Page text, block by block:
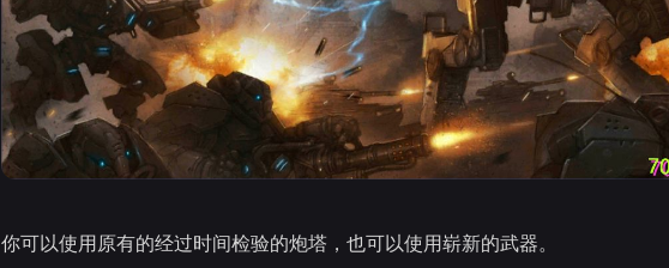
你可以使用原有的经过时间检验的炮塔，也可以使用崭新的武器。